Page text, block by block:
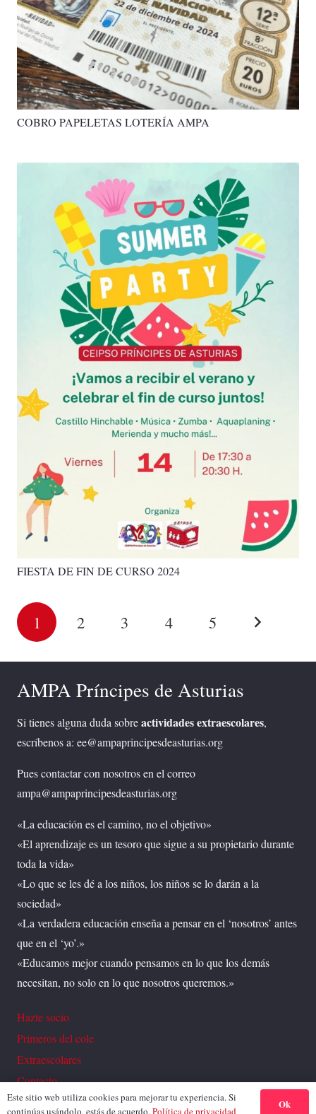
COBRO PAPELETAS LOTERÍA AMPA
FIESTA DE FIN DE CURSO 2024
1 2 3 4 5
AMPA Príncipes de Asturias
Si tienes alguna duda sobreactividades extraescolares,
escríbenos a: ee@ampaprincipesdeasturias.org
Pues contactar con nosotros en el correo
ampa@ampaprincipesdeasturias.org
«La educación es el camino, no el objetivo»
«El aprendizaje es un tesoro que sigue a su propietario durante
toda la vida»
«Lo que se les dé a los niños, los niños se lo darán a la
sociedad»
«La verdadera educación enseña a pensar en el ‘nosotros’ antes
que en el ‘yo’.»
«Educamos mejor cuando pensamos en lo que los demás
necesitan, no solo en lo que nosotros queremos.»
Hazte socio
Primeros del cole
Extraescolares
Contacto
Este sitio web utiliza cookies para mejorar tu experiencia. Si
continúas usándolo, estás de acuerdo. Política de privacidad
Ok